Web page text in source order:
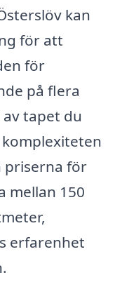
kan
för att
för
på flera
tapet du
priserna för
mellan 150
erfarenhet